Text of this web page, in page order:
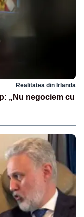
Realitatea din Irlanda
„Nu negociem cu